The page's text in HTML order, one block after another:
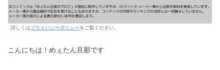
詳しくはプライバシーポリシーをご覧ください。
こんにちは！めぇたん旦那です